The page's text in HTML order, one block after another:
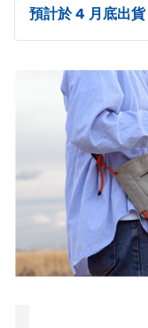
預計於 4 月底出貨